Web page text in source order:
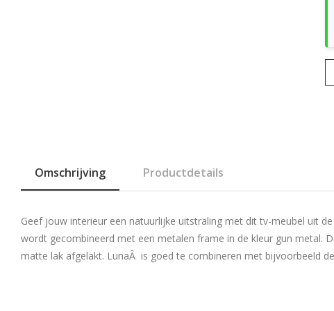
Omschrijving Productdetails
Geef jouw interieur een natuurlijke uitstraling met dit tv-meubel uit
wordt gecombineerd met een metalen frame in de kleur gun metal.
matte lak afgelakt. LunaÂ is goed te combineren met bijvoorbeeld